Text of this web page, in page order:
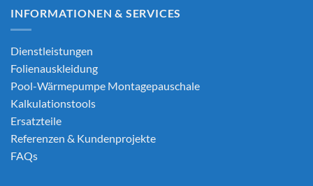
INFORMATIONEN & SERVICES
Dienstleistungen
Folienauskleidung
Pool-Wärmepumpe Montagepauschale
Kalkulationstools
Ersatzteile
Referenzen & Kundenprojekte
FAQs